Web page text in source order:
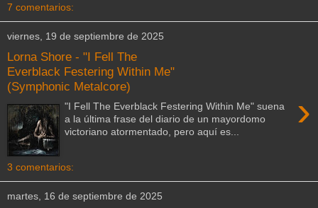
7 comentarios:
viernes, 19 de septiembre de 2025
Lorna Shore - "I Fell The
Everblack Festering Within Me"
(Symphonic Metalcore)
›
"I Fell The Everblack Festering Within Me" suena
a la última frase del diario de un mayordomo
victoriano atormentado, pero aquí es...
3 comentarios:
martes, 16 de septiembre de 2025